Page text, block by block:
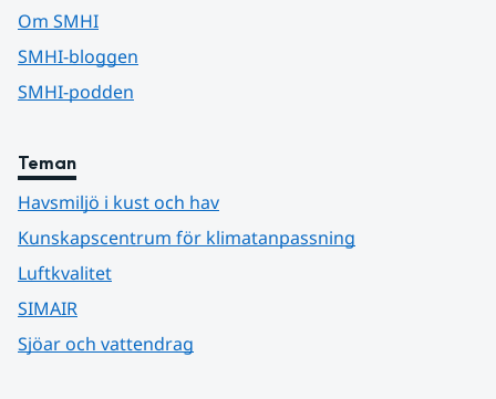
Om SMHI
SMHI-bloggen
SMHI-podden
Teman
Havsmiljö i kust och hav
Kunskapscentrum för klimatanpassning
Luftkvalitet
SIMAIR
Sjöar och vattendrag